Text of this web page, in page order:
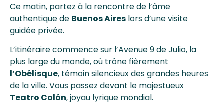
Ce matin, partez à la rencontre de l’âme
authentique de Buenos Aires lors d’une visite
guidée privée.
L’itinéraire commence sur l’Avenue 9 de Julio, la
plus large du monde, où trône fièrement
l’Obélisque, témoin silencieux des grandes heures
de la ville. Vous passez devant le majestueux
Teatro Colón, joyau lyrique mondial.